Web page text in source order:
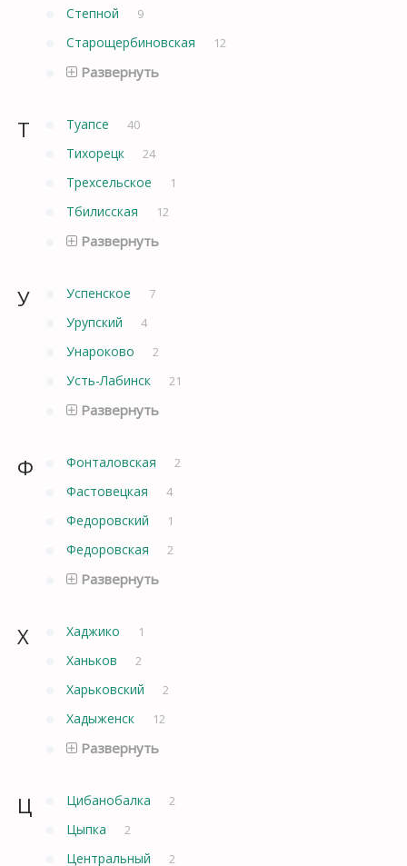
Степной 9
Старощербиновская 12
Развернуть
Т Туапсе 40
Тихорецк 24
Трехсельское 1
Тбилисская 12
Развернуть
У Успенское 7
Урупский 4
Унароково 2
Усть-Лабинск 21
Развернуть
Ф Фонталовская 2
Фастовецкая 4
Федоровский 1
Федоровская 2
Развернуть
Х Хаджико 1
Ханьков 2
Харьковский 2
Хадыженск 12
Развернуть
Ц Цибанобалка 2
Цыпка 2
Центральный 2